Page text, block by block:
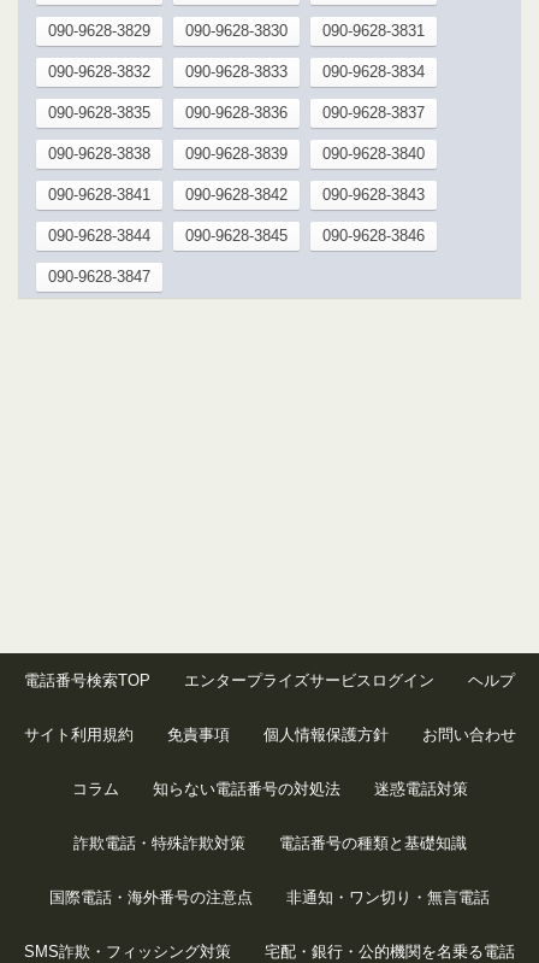
090-9628-3829 090-9628-3830 090-9628-3831
090-9628-3832 090-9628-3833 090-9628-3834
090-9628-3835 090-9628-3836 090-9628-3837
090-9628-3838 090-9628-3839 090-9628-3840
090-9628-3841 090-9628-3842 090-9628-3843
090-9628-3844 090-9628-3845 090-9628-3846
090-9628-3847
電話番号検索TOP エンタープライズサービスログイン ヘルプ
サイト利用規約 免責事項 個人情報保護方針 お問い合わせ
コラム 知らない電話番号の対処法 迷惑電話対策
詐欺電話・特殊詐欺対策 電話番号の種類と基礎知識
国際電話・海外番号の注意点 非通知・ワン切り・無言電話
SMS詐欺・フィッシング対策 宅配・銀行・公的機関を名乗る電話